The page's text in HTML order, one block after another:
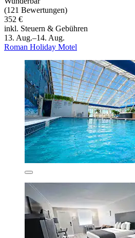
(121 Bewertungen)
352 €
inkl. Steuern & Gebühren
13. Aug.–14. Aug.
Roman Holiday Motel